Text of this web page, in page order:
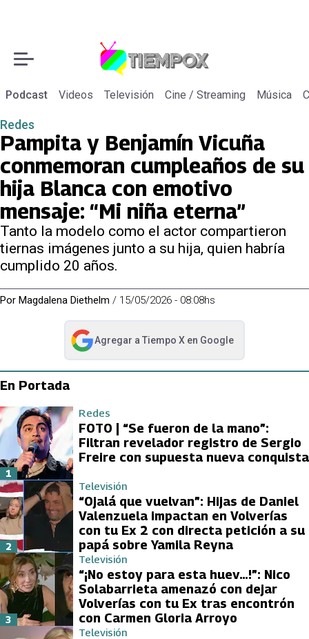
Podcast Videos Televisión Cine / Streaming Música
Redes
Pampita y Benjamín Vicuña
conmemoran cumpleaños de su
hija Blanca con emotivo
mensaje: “Mi niña eterna”
Tanto la modelo como el actor compartieron
tiernas imágenes junto a su hija, quien habría
cumplido 20 años.
Por Magdalena Diethelm / 15/05/2026 - 08:08hs
Agregar a Tiempo Xen Google
abre en nueva pestaña
En Portada
Redes
FOTO | “Se fueron de la mano”:
Filtran revelador registro de Sergio
Freire con supuesta nueva conquista
1
Televisión
“Ojalá que vuelvan”: Hijas de Daniel
Valenzuela impactan en Volverías
con tu Ex 2 con directa petición a su
papá sobre Yamila Reyna
2
Televisión
“¡No estoy para esta huev…!”: Nico
Solabarrieta amenazó con dejar
Volverías con tu Ex tras encontrón
con Carmen Gloria Arroyo
3
Televisión